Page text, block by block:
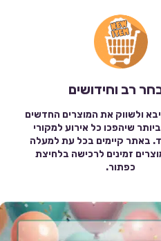
רב וחידושים
ולשווק את המוצרים החדשים
ביותר שיהפכו כל אירוע למקורי
באתר קיימים בכל עת למעלה
מוצרים זמינים לרכישה בלחיצת
כפתור.